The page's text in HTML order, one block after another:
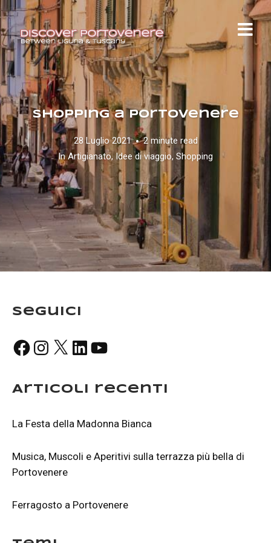
Shopping a Portovenere
28 Luglio 2021
2 minute read
InArtigianato,Idee di viaggio, Shopping
Seguici
FacebookInstagram
X LinkedInYouTube
Articoli recenti
La Festa della Madonna Bianca
Musica, Muscoli e Aperitivi sulla terrazza più bella di
Portovenere
Ferragosto a Portovenere